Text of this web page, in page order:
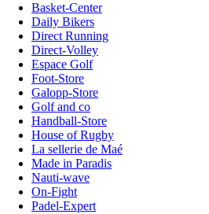
Basket-Center
Daily Bikers
Direct Running
Direct-Volley
Espace Golf
Foot-Store
Galopp-Store
Golf and co
Handball-Store
House of Rugby
La sellerie de Maé
Made in Paradis
Nauti-wave
On-Fight
Padel-Expert